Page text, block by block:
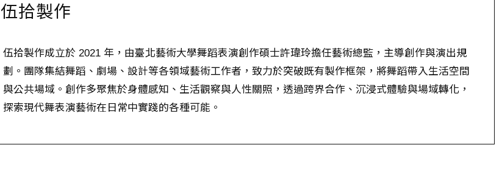
伍拾製作
伍拾製作成立於 2021 年，由臺北藝術大學舞蹈表演創作碩士許瑋玲擔任藝術總監，主導創作與演出規
劃。團隊集結舞蹈、劇場、設計等各領域藝術工作者，致力於突破既有製作框架，將舞蹈帶入生活空間
與公共場域。創作多聚焦於身體感知、生活觀察與人性關照，透過跨界合作、沉浸式體驗與場域轉化，
探索現代舞表演藝術在日常中實踐的各種可能。